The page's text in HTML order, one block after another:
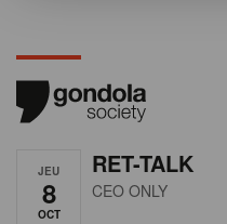
JEU
8
OCT
RET-TALK
CEO ONLY